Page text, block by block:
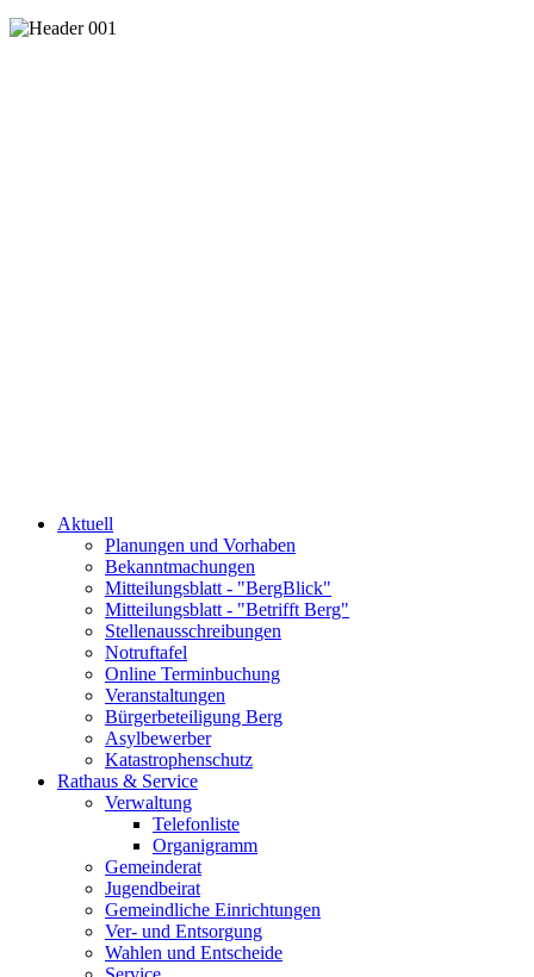
Aktuell
Planungen und Vorhaben
Bekanntmachungen
Mitteilungsblatt - "BergBlick"
Mitteilungsblatt - "Betrifft Berg"
Stellenausschreibungen
Notruftafel
Online Terminbuchung
Veranstaltungen
Bürgerbeteiligung Berg
Asylbewerber
Katastrophenschutz
Rathaus & Service
Verwaltung
Telefonliste
Organigramm
Gemeinderat
Jugendbeirat
Gemeindliche Einrichtungen
Ver- und Entsorgung
Wahlen und Entscheide